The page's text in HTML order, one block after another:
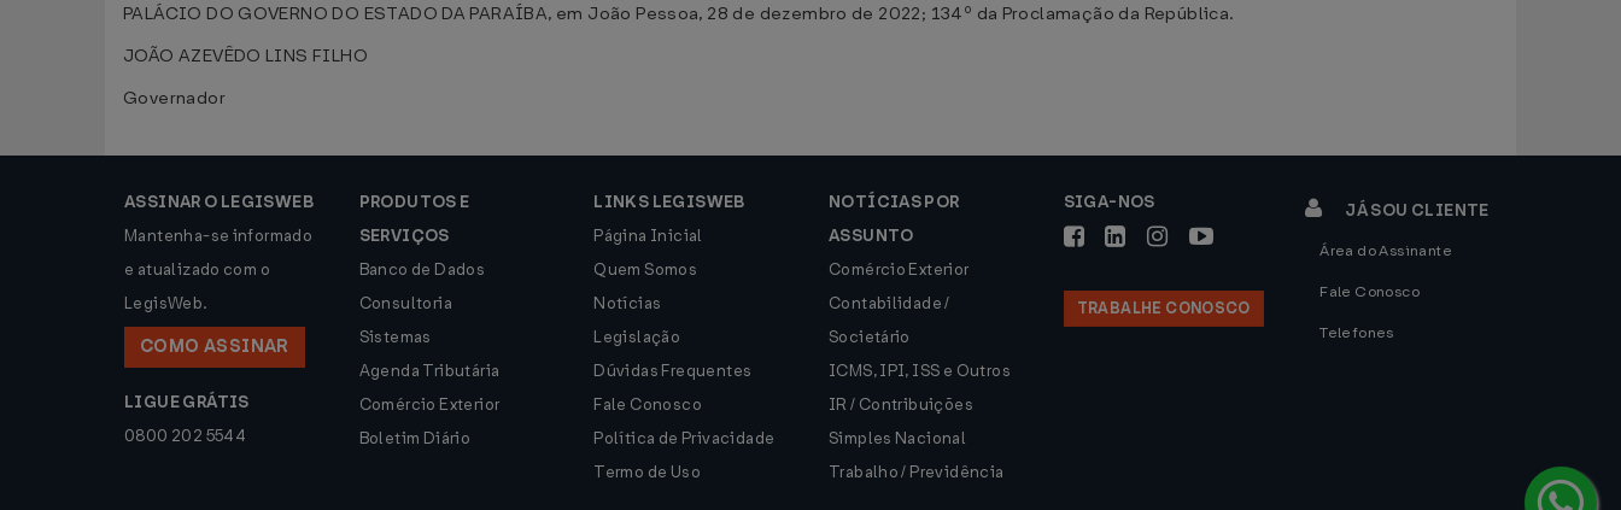
PALÁCIO DO GOVERNO DO ESTADO DA PARAÍBA, em João Pessoa, 28 de dezembro de 2022; 134º da Proclamação da República.
JOÃO AZEVÊDO LINS FILHO
Governador
ASSINAR O LEGISWEB
Mantenha-se informado
e atualizado com o
LegisWeb.
COMO ASSINAR
LIGUE GRÁTIS
0800 202 5544
PRODUTOS E
SERVIÇOS
Banco de Dados
Consultoria
Sistemas
Agenda Tributária
Comércio Exterior
Boletim Diário
LINKS LEGISWEB
Página Inicial
Quem Somos
Notícias
Legislação
Dúvidas Frequentes
Fale Conosco
Política de Privacidade
Termo de Uso
NOTÍCIAS POR
ASSUNTO
Comércio Exterior
Contabilidade /
Societário
ICMS, IPI, ISS e Outros
IR / Contribuições
Simples Nacional
Trabalho / Previdência
SIGA-NOS
TRABALHE CONOSCO
JÁ SOU CLIENTE
Área do Assinante
Fale Conosco
Telefones